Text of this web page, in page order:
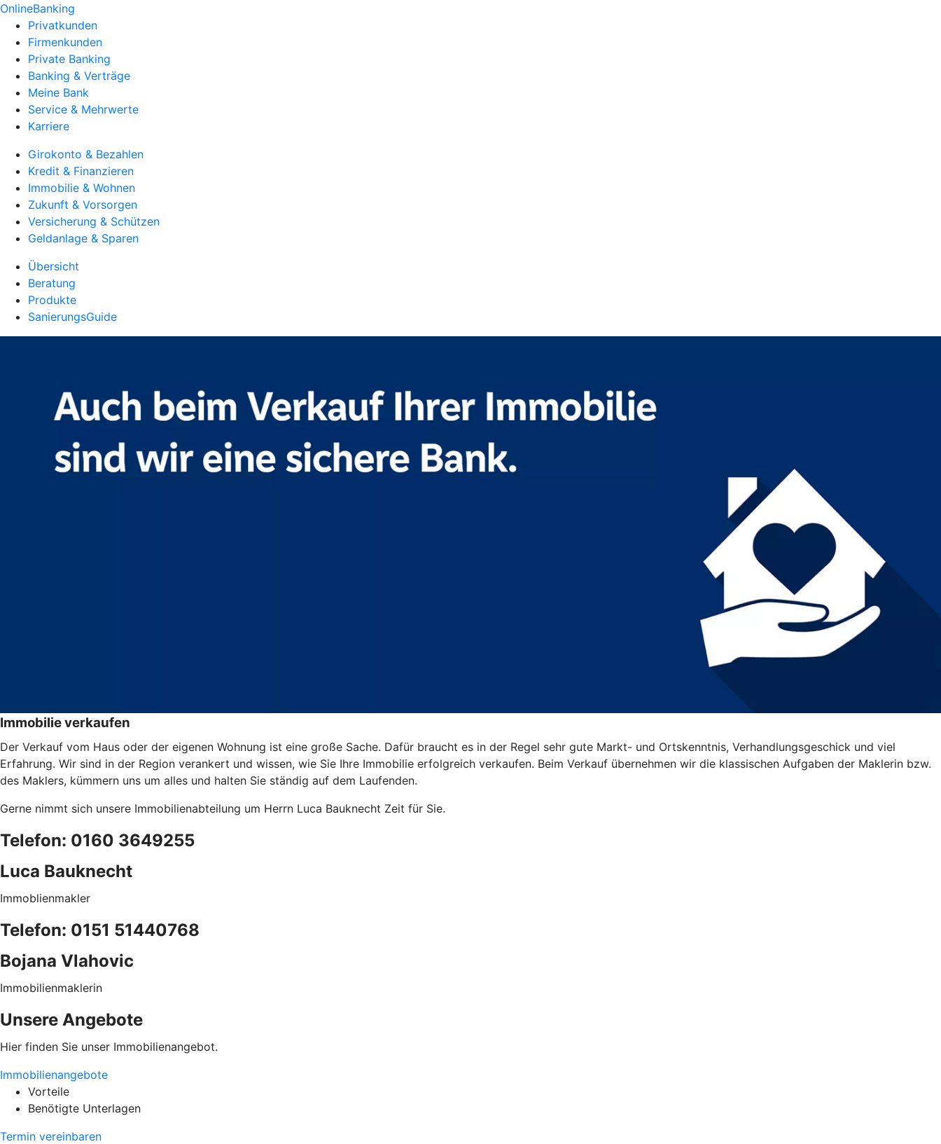
OnlineBanking
Privatkunden
Firmenkunden
Private Banking
Banking & Verträge
Meine Bank
Service & Mehrwerte
Karriere
Girokonto & Bezahlen
Kredit & Finanzieren
Immobilie & Wohnen
Zukunft & Vorsorgen
Versicherung & Schützen
Geldanlage & Sparen
Übersicht
Beratung
Produkte
SanierungsGuide
Immobilie verkaufen
Der Verkauf vom Haus oder der eigenen Wohnung ist eine große Sache. Dafür braucht es in der Regel sehr gute Markt- und Ortskenntnis, Verhandlungsgeschick und viel
Erfahrung. Wir sind in der Region verankert und wissen, wie Sie Ihre Immobilie erfolgreich verkaufen. Beim Verkauf übernehmen wir die klassischen Aufgaben der Maklerin bzw.
des Maklers, kümmern uns um alles und halten Sie ständig auf dem Laufenden.
Gerne nimmt sich unsere Immobilienabteilung um Herrn Luca Bauknecht Zeit für Sie.
Telefon: 0160 3649255
Luca Bauknecht
Immoblienmakler
Telefon: 0151 51440768
Bojana Vlahovic
Immobilienmaklerin
Unsere Angebote
Hier finden Sie unser Immobilienangebot.
Immobilienangebote
Vorteile
Benötigte Unterlagen
Termin vereinbaren